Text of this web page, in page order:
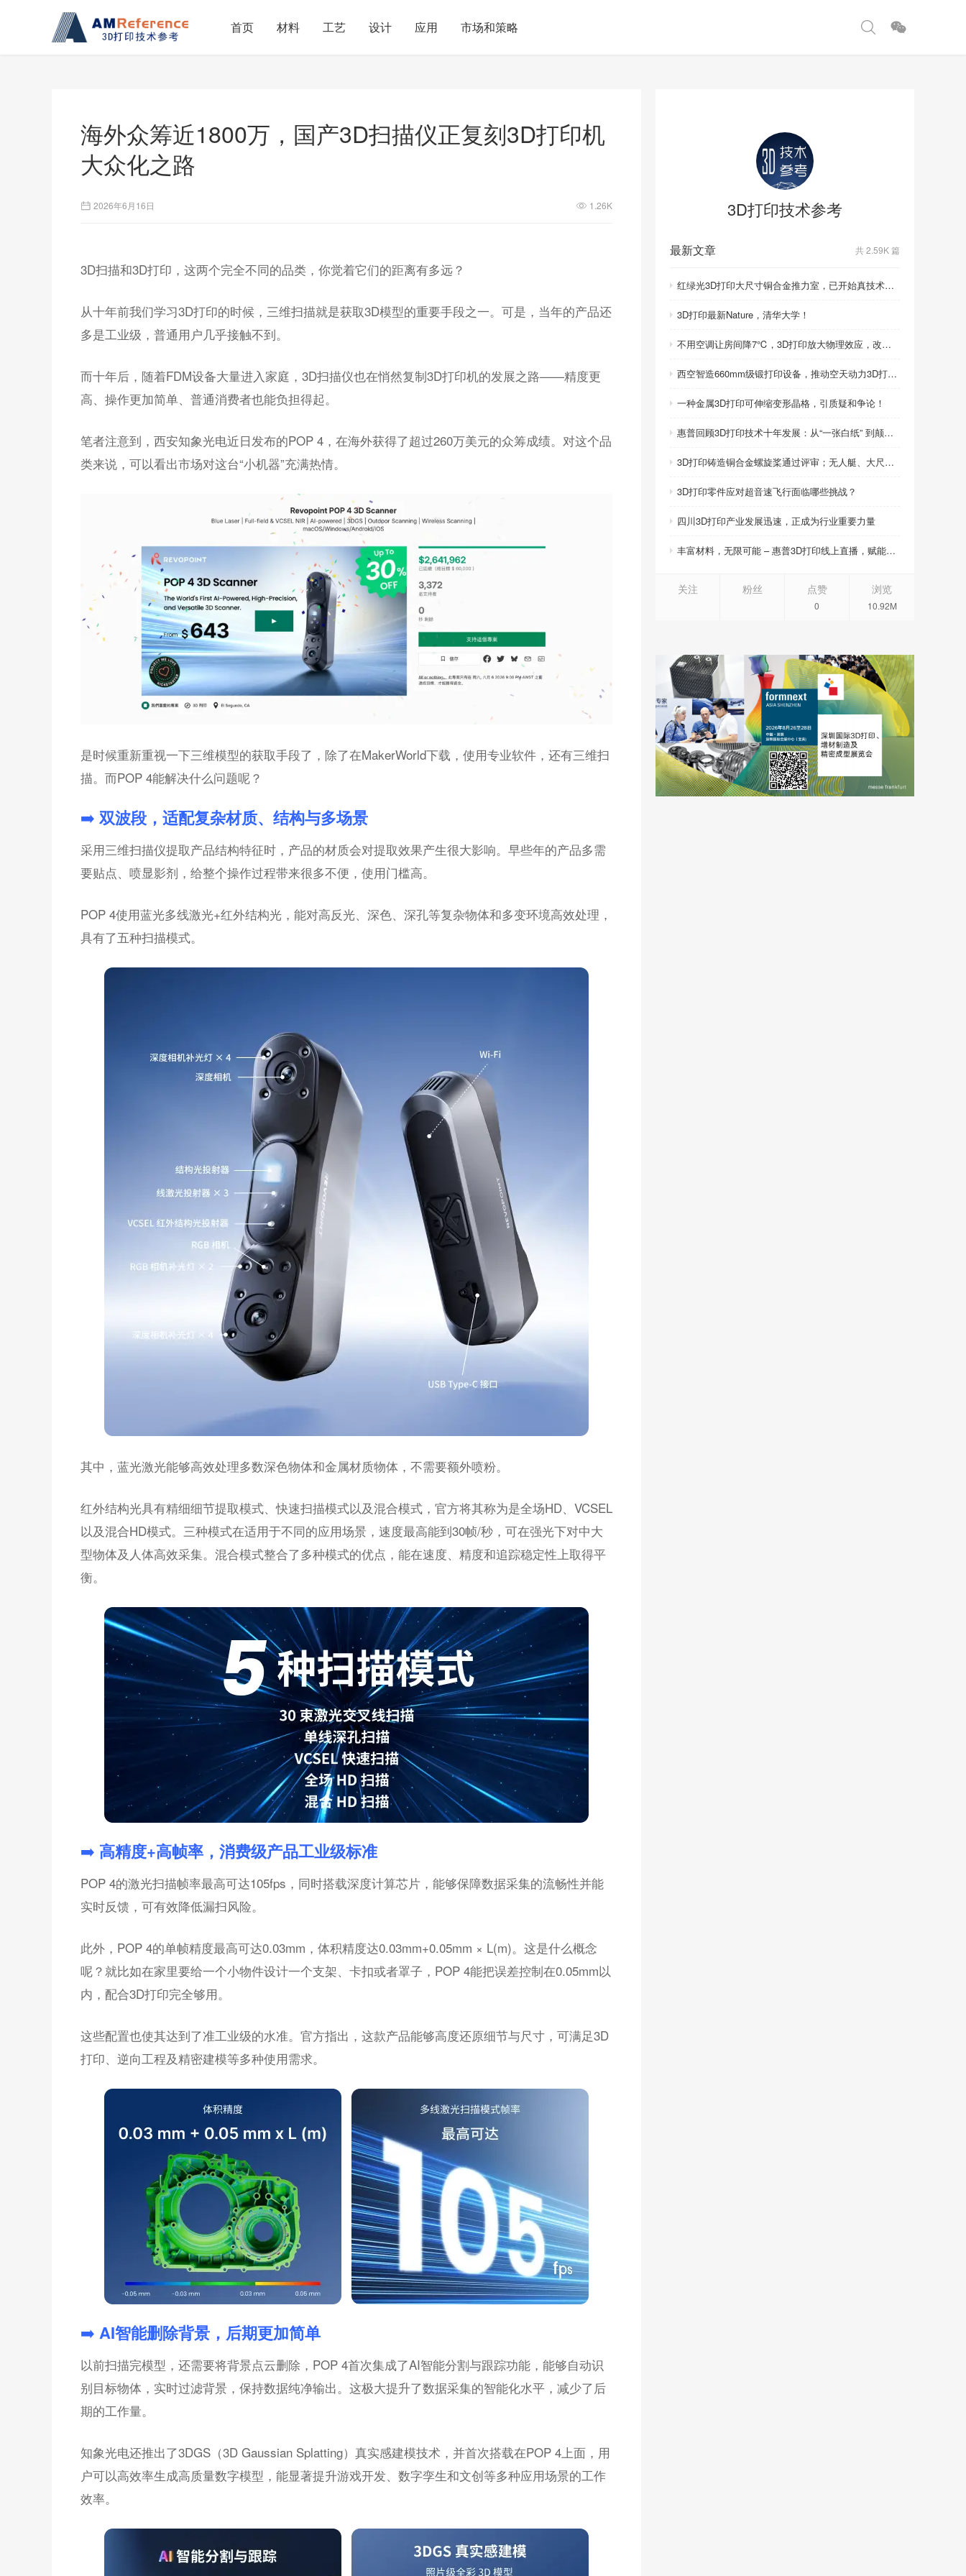
首页 材料 工艺 设计 应用 市场和策略
海外众筹近1800万，国产3D扫描仪正复刻3D打印机
大众化之路
2026年6月16日 1.26K
3D扫描和3D打印，这两个完全不同的品类，你觉着它们的距离有多远？
从十年前我们学习3D打印的时候，三维扫描就是获取3D模型的重要手段之一。可是，当年的产品还
多是工业级，普通用户几乎接触不到。
而十年后，随着FDM设备大量进入家庭，3D扫描仪也在悄然复制3D打印机的发展之路——精度更
高、操作更加简单、普通消费者也能负担得起。
笔者注意到，西安知象光电近日发布的POP 4，在海外获得了超过260万美元的众筹成绩。对这个品
类来说，可以看出市场对这台“小机器”充满热情。
是时候重新重视一下三维模型的获取手段了，除了在MakerWorld下载，使用专业软件，还有三维扫
描。而POP 4能解决什么问题呢？
➡️ 双波段，适配复杂材质、结构与多场景
采用三维扫描仪提取产品结构特征时，产品的材质会对提取效果产生很大影响。早些年的产品多需
要贴点、喷显影剂，给整个操作过程带来很多不便，使用门槛高。
POP 4使用蓝光多线激光+红外结构光，能对高反光、深色、深孔等复杂物体和多变环境高效处理，
具有了五种扫描模式。
其中，蓝光激光能够高效处理多数深色物体和金属材质物体，不需要额外喷粉。
红外结构光具有精细细节提取模式、快速扫描模式以及混合模式，官方将其称为是全场HD、VCSEL
以及混合HD模式。三种模式在适用于不同的应用场景，速度最高能到30帧/秒，可在强光下对中大
型物体及人体高效采集。混合模式整合了多种模式的优点，能在速度、精度和追踪稳定性上取得平
衡。
➡️ 高精度+高帧率，消费级产品工业级标准
POP 4的激光扫描帧率最高可达105fps，同时搭载深度计算芯片，能够保障数据采集的流畅性并能
实时反馈，可有效降低漏扫风险。
此外，POP 4的单帧精度最高可达0.03mm，体积精度达0.03mm+0.05mm × L(m)。这是什么概念
呢？就比如在家里要给一个小物件设计一个支架、卡扣或者罩子，POP 4能把误差控制在0.05mm以
内，配合3D打印完全够用。
这些配置也使其达到了准工业级的水准。官方指出，这款产品能够高度还原细节与尺寸，可满足3D
打印、逆向工程及精密建模等多种使用需求。
➡️ AI智能删除背景，后期更加简单
以前扫描完模型，还需要将背景点云删除，POP 4首次集成了AI智能分割与跟踪功能，能够自动识
别目标物体，实时过滤背景，保持数据纯净输出。这极大提升了数据采集的智能化水平，减少了后
期的工作量。
知象光电还推出了3DGS（3D Gaussian Splatting）真实感建模技术，并首次搭载在POP 4上面，用
户可以高效率生成高质量数字模型，能显著提升游戏开发、数字孪生和文创等多种应用场景的工作
效率。
3D打印技术参考
最新文章 共 2.59K 篇
红绿光3D打印大尺寸铜合金推力室，已开始真技术比拼！
3D打印最新Nature，清华大学！
不用空调让房间降7℃，3D打印放大物理效应，改写制冷模式
西空智造660mm级锻打印设备，推动空天动力3D打印智造升级
一种金属3D打印可伸缩变形晶格，引质疑和争论！
惠普回顾3D打印技术十年发展：从“一张白纸” 到颠覆性创新
3D打印铸造铜合金螺旋桨通过评审；无人艇、大尺寸热交换器3D打印；人民网报道两家3D打印企业
3D打印零件应对超音速飞行面临哪些挑战？
四川3D打印产业发展迅速，正成为行业重要力量
丰富材料，无限可能 – 惠普3D打印线上直播，赋能产品创新
关注 粉丝 点赞
0
浏览
10.92M